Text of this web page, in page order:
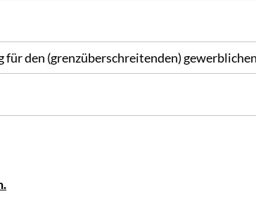
für den (grenzüberschreitenden)